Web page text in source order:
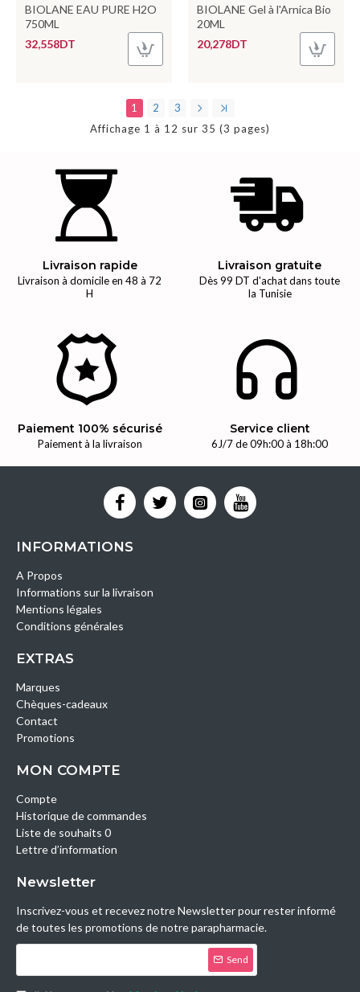
BIOLANE EAU PURE H2O
750ML
32,558DT
BIOLANE Gel à l'Arnica Bio
20ML
20,278DT
1 2
3
Affichage 1 à 12 sur 35 (3 pages)
Livraison rapide
Livraison à domicile en 48 à 72
H
Livraison gratuite
Dès 99 DT d'achat dans toute
la Tunisie
Paiement 100% sécurisé
Paiement à la livraison
Service client
6J/7 de 09h:00 à 18h:00
INFORMATIONS
A Propos
Informations sur la livraison
Mentions légales
Conditions générales
EXTRAS
Marques
Chèques-cadeaux
Contact
Promotions
MON COMPTE
Compte
Historique de commandes
Liste de souhaits 0
Lettre d’information
Newsletter
Inscrivez-vous et recevez notre Newsletter pour rester informé
de toutes les promotions de notre parapharmacie.
Send